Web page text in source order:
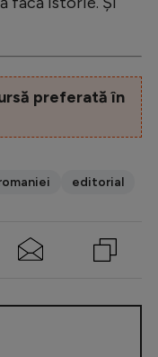
preferată în
editorial